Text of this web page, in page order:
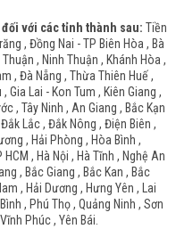
với các tỉnh thành sau: Tiền
, Đồng Nai - TP Biên Hòa , Bà
, Ninh Thuận , Khánh Hòa ,
, Đà Nẵng , Thừa Thiên Huế ,
Gia Lai - Kon Tum , Kiên Giang ,
, Tây Ninh , An Giang , Bắc Kạn
Lắc , Đắk Nông , Điện Biên ,
, Hải Phòng , Hòa Bình ,
, Hà Nội , Hà Tĩnh , Nghệ An
, Bắc Giang , Bắc Kan , Bắc
, Hải Dương , Hưng Yên , Lai
, Phú Thọ , Quảng Ninh , Sơn
Phúc , Yên Bái.